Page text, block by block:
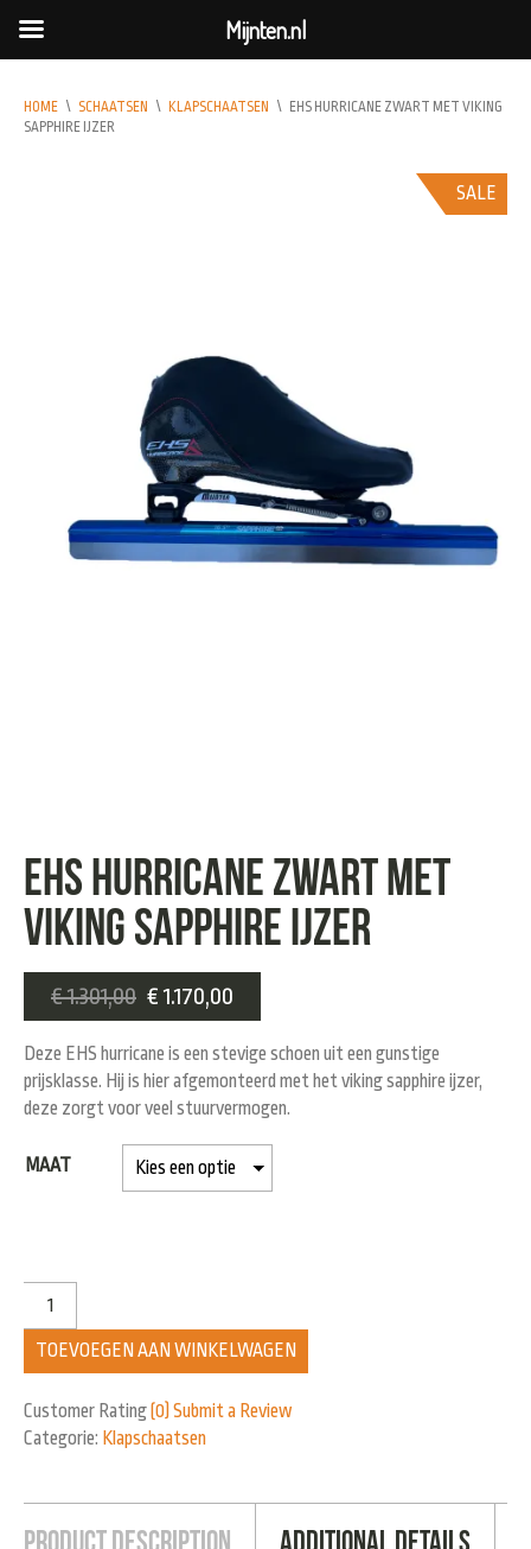
HOME \ SCHAATSEN \ KLAPSCHAATSEN \ EHS HURRICANE ZWART MET VIKING
SAPPHIRE IJZER
SALE
EHS hurricane zwart met
Viking Sapphire ijzer
€1.301,00 € 1.170,00
Deze EHS hurricane is een stevige schoen uit een gunstige
prijsklasse. Hij is hier afgemonteerd met het viking sapphire ijzer,
deze zorgt voor veel stuurvermogen.
MAAT
TOEVOEGEN AAN WINKELWAGEN
Customer Rating(0) Submit a Review
Categorie: Klapschaatsen
Mijnten.nl